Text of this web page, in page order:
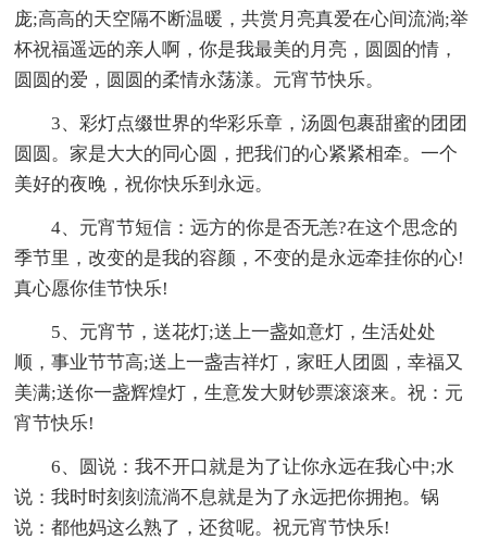
庞;高高的天空隔不断温暖，共赏月亮真爱在心间流淌;举
杯祝福遥远的亲人啊，你是我最美的月亮，圆圆的情，
圆圆的爱，圆圆的柔情永荡漾。元宵节快乐。
3、彩灯点缀世界的华彩乐章，汤圆包裹甜蜜的团团
圆圆。家是大大的同心圆，把我们的心紧紧相牵。一个
美好的夜晚，祝你快乐到永远。
4、元宵节短信：远方的你是否无恙?在这个思念的
季节里，改变的是我的容颜，不变的是永远牵挂你的心!
真心愿你佳节快乐!
5、元宵节，送花灯;送上一盏如意灯，生活处处
顺，事业节节高;送上一盏吉祥灯，家旺人团圆，幸福又
美满;送你一盏辉煌灯，生意发大财钞票滚滚来。祝：元
宵节快乐!
6、圆说：我不开口就是为了让你永远在我心中;水
说：我时时刻刻流淌不息就是为了永远把你拥抱。锅
说：都他妈这么熟了，还贫呢。祝元宵节快乐!